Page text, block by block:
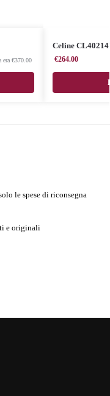
€370.00
Celine
€264.00
le spese di riconsegna
e originali